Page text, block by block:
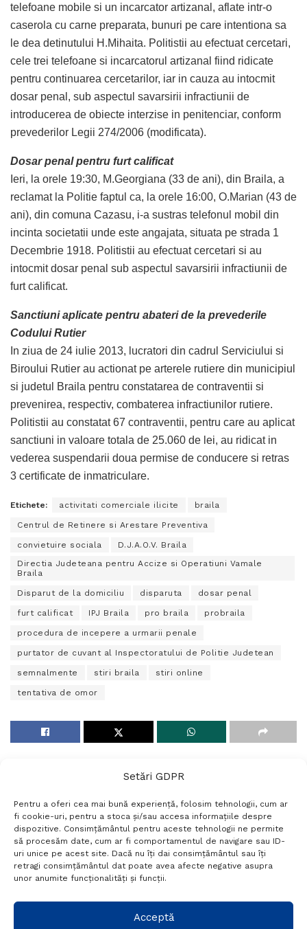
Setări GDPR
Pentru a oferi cea mai bună experiență, folosim tehnologii, cum ar
fi cookie-uri, pentru a stoca și/sau accesa informațiile despre
dispozitive. Consimțământul pentru aceste tehnologii ne permite
să procesăm date, cum ar fi comportamentul de navigare sau ID-
uri unice pe acest site. Dacă nu îți dai consimțământul sau îți
retragi consimțământul dat poate avea afecte negative asupra
unor anumite funcționalități și funcții.
Acceptă
telefoane mobile si un incarcator artizanal, aflate intr-o
caserola cu carne preparata, bunuri pe care intentiona sa
le dea detinutului H.Mihaita. Politistii au efectuat cercetari,
cele trei telefoane si incarcatorul artizanal fiind ridicate
pentru continuarea cercetarilor, iar in cauza au intocmit
dosar penal, sub aspectul savarsirii infractiunii de
introducerea de obiecte interzise in penitenciar, conform
prevederilor Legii 274/2006 (modificata).
Dosar penal pentru furt calificat
Ieri, la orele 19:30, M.Georgiana (33 de ani), din Braila, a
reclamat la Politie faptul ca, la orele 16:00, O.Marian (43 de
ani), din comuna Cazasu, i-a sustras telefonul mobil din
incinta societatii unde este angajata, situata pe strada 1
Decembrie 1918. Politistii au efectuat cercetari si au
intocmit dosar penal sub aspectul savarsirii infractiunii de
furt calificat.
Sanctiuni aplicate pentru abateri de la prevederile
Codului Rutier
In ziua de 24 iulie 2013, lucratori din cadrul Serviciului si
Biroului Rutier au actionat pe arterele rutiere din municipiul
si judetul Braila pentru constatarea de contraventii si
prevenirea, respectiv, combaterea infractiunilor rutiere.
Politistii au constatat 67 contraventii, pentru care au aplicat
sanctiuni in valoare totala de 25.060 de lei, au ridicat in
vederea suspendarii doua permise de conducere si retras
3 certificate de inmatriculare.
Etichete: activitati comerciale ilicite braila
Centrul de Retinere si Arestare Preventiva
convietuire sociala
D.J.A.O.V. Braila
Directia Judeteana pentru Accize si Operatiuni Vamale
Braila
Disparut de la domiciliu disparuta dosar penal
furt calificat IPJ Braila pro braila probraila
procedura de incepere a urmarii penale
purtator de cuvant al Inspectoratului de Politie Judetean
semnalmente stiri braila stiri online
tentativa de omor
Termeni si conditii
Politică de confidențialitate
Politica cookies
Setări GDPR
+40 788 760 194